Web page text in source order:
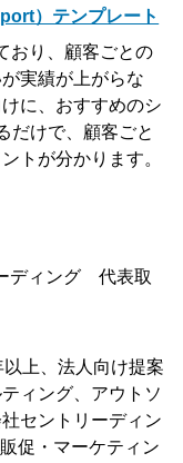
）テンプレート
おり、顧客ごとの
実績が上がらな
に、おすすめのシ
だけで、顧客ごと
トが分かります。
ディング 代表取
上、法人向け提案
ィング、アウトソ
セントリーディン
促・マーケティン